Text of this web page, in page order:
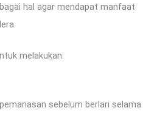
hal agar mendapat manfaat
melakukan:
sebelum berlari selama